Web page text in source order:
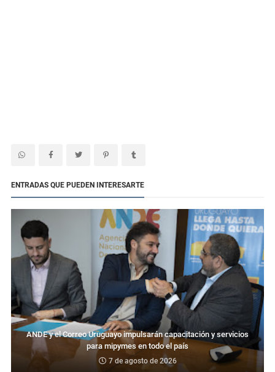
ENTRADAS QUE PUEDEN INTERESARTE
ANDE y el Correo Uruguayo impulsarán capacitación y servicios
para mipymes en todo el país
7 de agosto de 2026